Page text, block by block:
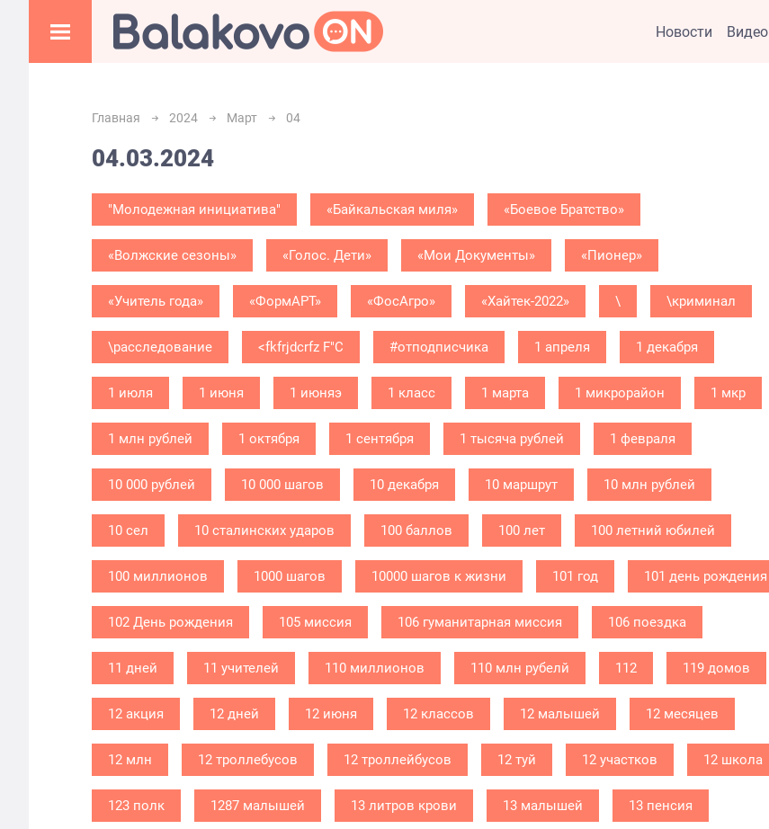
Новости Видео
Главная 2024 Март 04
04.03.2024
"Молодежная инициатива" «Байкальская миля» «Боевое Братство»
«Волжские сезоны» «Голос. Дети» «Мои Документы» «Пионер»
«Учитель года» «ФормАРТ» «ФосАгро» «Хайтек-2022» \ \криминал
\расследование <fkfrjdcrfz F"C #отподписчика 1 апреля 1 декабря
1 июля 1 июня 1 июняэ 1 класс 1 марта 1 микрорайон 1 мкр
1 млн рублей 1 октября 1 сентября 1 тысяча рублей 1 февраля
10 000 рублей 10 000 шагов 10 декабря 10 маршрут 10 млн рублей
10 сел 10 сталинских ударов 100 баллов 100 лет 100 летний юбилей
100 миллионов 1000 шагов 10000 шагов к жизни 101 год 101 день рождения
102 День рождения 105 миссия 106 гуманитарная миссия 106 поездка
11 дней 11 учителей 110 миллионов 110 млн рубелй 112 119 домов
12 акция 12 дней 12 июня 12 классов 12 малышей 12 месяцев
12 млн 12 троллебусов 12 троллейбусов 12 туй 12 участков 12 школа
123 полк 1287 малышей 13 литров крови 13 малышей 13 пенсия